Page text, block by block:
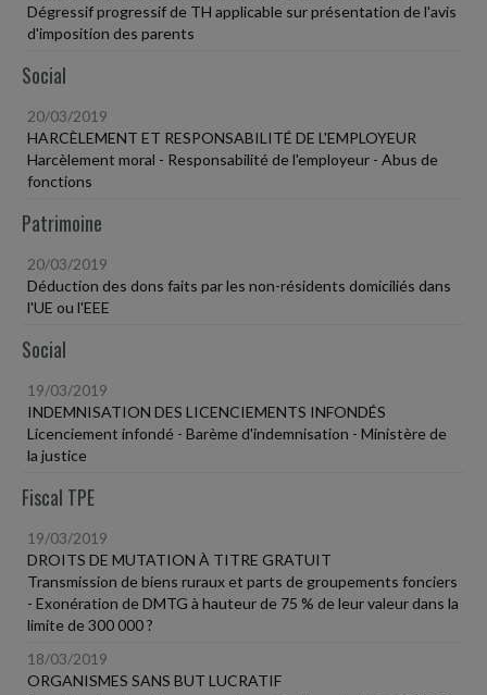
Dégressif progressif de TH applicable sur présentation de l'avis
d'imposition des parents
Social
20/03/2019
HARCÈLEMENT ET RESPONSABILITÉ DE L'EMPLOYEUR
Harcèlement moral - Responsabilité de l'employeur - Abus de
fonctions
Patrimoine
20/03/2019
Déduction des dons faits par les non-résidents domiciliés dans
l'UE ou l'EEE
Social
19/03/2019
INDEMNISATION DES LICENCIEMENTS INFONDÉS
Licenciement infondé - Barème d'indemnisation - Ministère de
la justice
Fiscal TPE
19/03/2019
DROITS DE MUTATION À TITRE GRATUIT
Transmission de biens ruraux et parts de groupements fonciers
- Exonération de DMTG à hauteur de 75 % de leur valeur dans la
limite de 300 000 ?
18/03/2019
ORGANISMES SANS BUT LUCRATIF